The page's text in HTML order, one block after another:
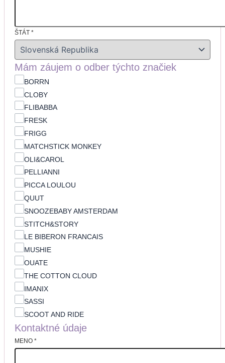
ŠTÁT *
Mám záujem o odber týchto značiek
BORRN
CLOBY
FLIBABBA
FRESK
FRIGG
MATCHSTICK MONKEY
OLI&CAROL
PELLIANNI
PICCA LOULOU
QUUT
SNOOZEBABY AMSTERDAM
STITCH&STORY
LE BIBERON FRANCAIS
MUSHIE
OUATE
THE COTTON CLOUD
IMANIX
SASSI
SCOOT AND RIDE
Kontaktné údaje
MENO *